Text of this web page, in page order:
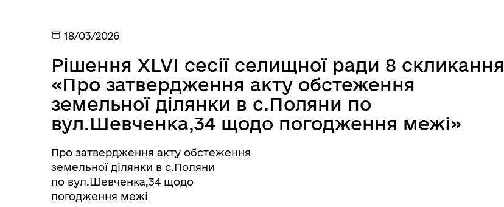
18/03/2026
Рішення ХLVI сесії селищної ради 8 скликання
«Про затвердження акту обстеження
земельної ділянки в с.Поляни по
вул.Шевченка,34 щодо погодження межі»
Про затвердження акту обстеження
земельної ділянки в с.Поляни
по вул.Шевченка,34 щодо
погодження межі